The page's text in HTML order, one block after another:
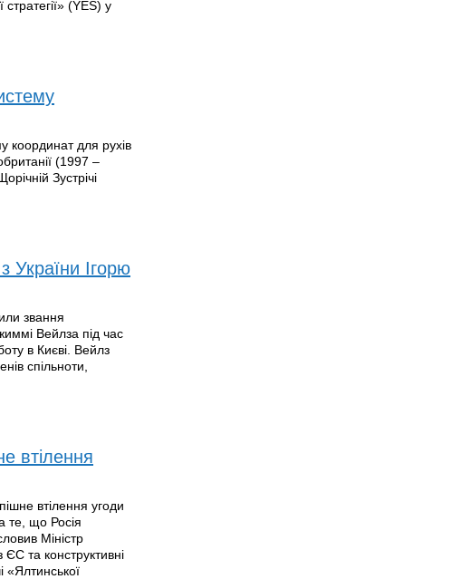
(YES) у
координат для рухів
(1997 –
Зустрічі
України Ігорю
звання
Вейлза під час
в Києві. Вейлз
спільноти,
втілення
втілення угоди
те, що Росія
Міністр
ЄС та конструктивні
«Ялтинської